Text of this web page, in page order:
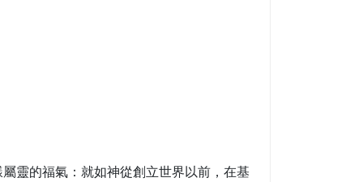
靈的福氣：就如神從創立世界以前，在基